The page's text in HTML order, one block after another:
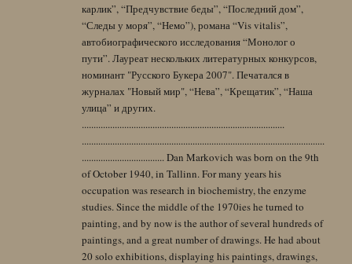
карлик”, “Предчувствие беды”, “Последний дом”,
“Следы у моря”, “Немо”), романа “Vis vitalis”,
автобиографического исследования “Монолог о
пути”. Лауреат нескольких литературных конкурсов,
номинант "Русского Букера 2007". Печатался в
журналах "Новый мир", “Нева”, “Крещатик”, “Наша
улица” и других.
......................................................................................
.......................................................................................................
................................... Dan Markovich was born on the 9th
of October 1940, in Tallinn. For many years his
occupation was research in biochemistry, the enzyme
studies. Since the middle of the 1970ies he turned to
painting, and by now is the author of several hundreds of
paintings, and a great number of drawings. He had about
20 solo exhibitions, displaying his paintings, drawings,